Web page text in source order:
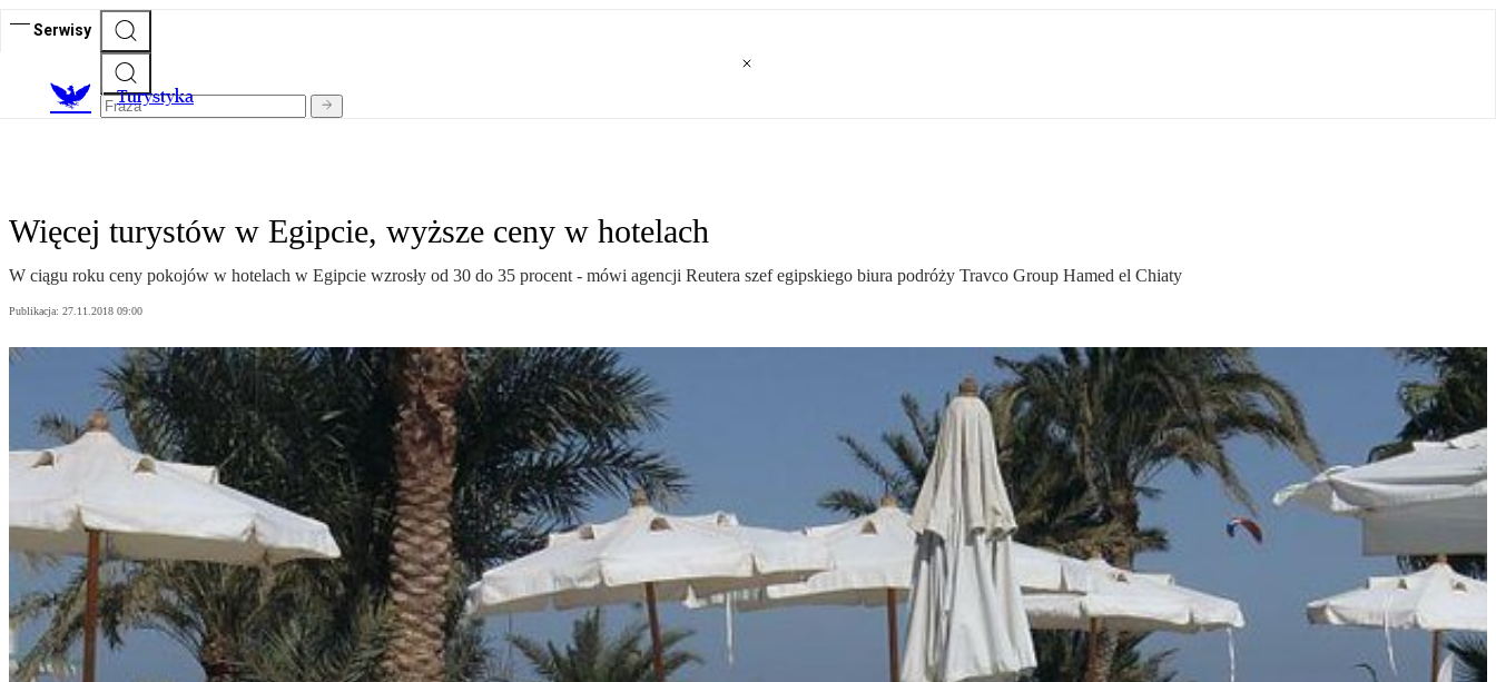
Serwisy
Turystyka
Więcej turystów w Egipcie, wyższe ceny w hotelach
W ciągu roku ceny pokojów w hotelach w Egipcie wzrosły od 30 do 35 procent - mówi agencji Reutera szef egipskiego biura podróży Travco Group Hamed el Chiaty
Publikacja: 27.11.2018 09:00